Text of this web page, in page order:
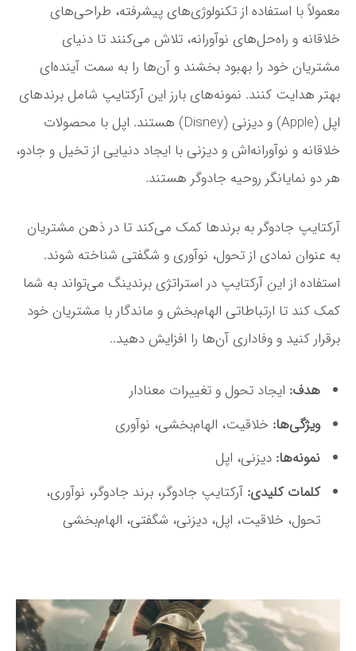
معمولاً با استفاده از تکنولوژی‌های پیشرفته، طراحی‌های
خلاقانه و راه‌حل‌های نوآورانه، تلاش می‌کنند تا دنیای
مشتریان خود را بهبود بخشند و آن‌ها را به سمت آینده‌ای
بهتر هدایت کنند. نمونه‌های بارز این آرکتایپ شامل برندهای
اپل (Apple) و دیزنی (Disney) هستند. اپل با محصولات
خلاقانه و نوآورانه‌اش و دیزنی با ایجاد دنیایی از تخیل و جادو،
هر دو نمایانگر روحیه جادوگر هستند.
آرکتایپ جادوگر به برندها کمک می‌کند تا در ذهن مشتریان
به عنوان نمادی از تحول، نوآوری و شگفتی شناخته شوند.
استفاده از این آرکتایپ در استراتژی برندینگ می‌تواند به شما
کمک کند تا ارتباطاتی الهام‌بخش و ماندگار با مشتریان خود
برقرار کنید و وفاداری آن‌ها را افزایش دهید..
هدف: ایجاد تحول و تغییرات معنادار
ویژگی‌ها: خلاقیت، الهام‌بخشی، نوآوری
نمونه‌ها: دیزنی، اپل
کلمات کلیدی: آرکتایپ جادوگر، برند جادوگر، نوآوری،
تحول، خلاقیت، اپل، دیزنی، شگفتی، الهام‌بخشی